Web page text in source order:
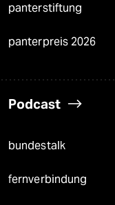
panterstiftung
panterpreis 2026
Podcast
bundestalk
fernverbindung